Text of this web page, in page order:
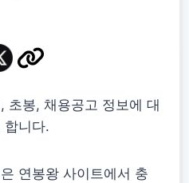
초봉, 채용공고 정보에 대
합니다.
연봉왕 사이트에서 충